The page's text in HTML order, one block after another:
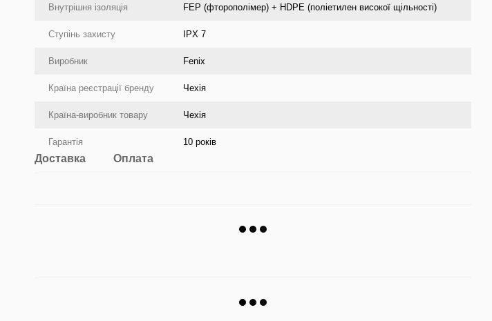
Внутрішня ізоляція FEP (фторополімер) + HDPE (поліетилен високої щільності)
Ступінь захисту IPX 7
Виробник Fenix
Країна реєстрації бренду Чехія
Країна-виробник товару Чехія
Гарантія 10 років
Доставка Оплата